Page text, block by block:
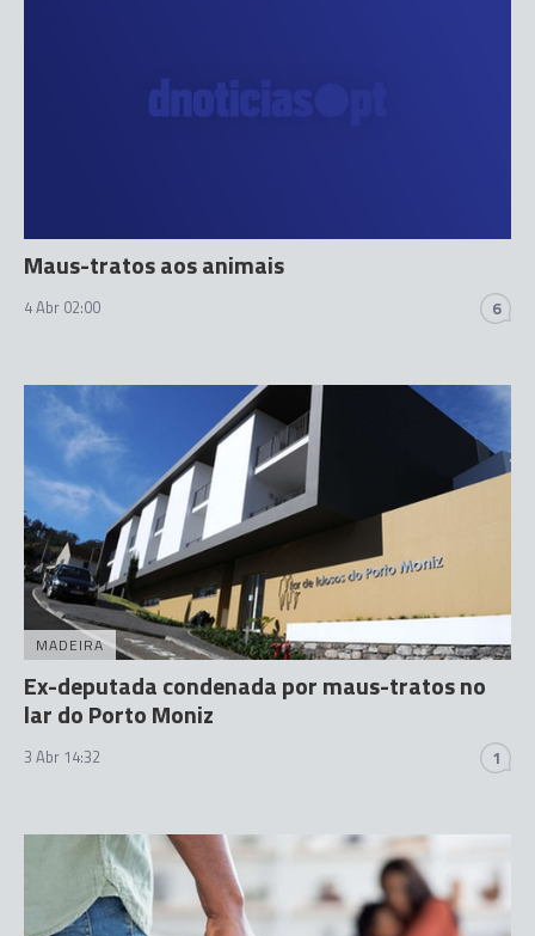
Maus-tratos aos animais
4 Abr 02:00 6
MADEIRA
Ex-deputada condenada por maus-tratos no
lar do Porto Moniz
3 Abr 14:32 1